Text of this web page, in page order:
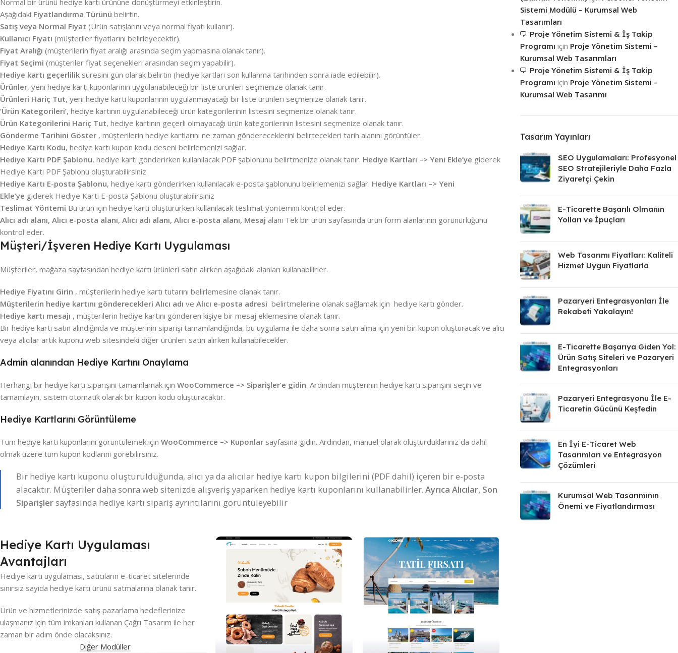
Normal bir ürünü hediye kartı ürününe dönüştürmeyi etkinleştirin.
Aşağıdaki Fiyatlandırma Türünü belirtin.
Satış veya Normal Fiyat (Ürün satışlarını veya normal fiyatı kullanır).
Kullanıcı Fiyatı (müşteriler fiyatlarını belirleyecektir).
Fiyat Aralığı (müşterilerin fiyat aralığı arasında seçim yapmasına olanak tanır).
Fiyat Seçimi (müşteriler fiyat seçenekleri arasından seçim yapabilir).
Hediye kartı geçerlilik süresini gün olarak belirtin (hediye kartları son kullanma tarihinden sonra iade edilebilir).
Ürünler, yeni hediye kartı kuponlarının uygulanabileceği bir liste ürünleri seçmenize olanak tanır.
Ürünleri Hariç Tut, yeni hediye kartı kuponlarının uygulanmayacağı bir liste ürünleri seçmenize olanak tanır.
‘Ürün Kategorileri’, hediye kartının uygulanabileceği ürün kategorilerinin listesini seçmenize olanak tanır.
Ürün Kategorilerini Hariç Tut, hediye kartının geçerli olmayacağı ürün kategorilerinin listesini seçmenize olanak tanır.
Gönderme Tarihini Göster , müşterilerin hediye kartlarını ne zaman göndereceklerini belirtecekleri tarih alanını görüntüler.
Hediye Kartı Kodu, hediye kartı kupon kodu deseni belirlemenizi sağlar.
Hediye Kartı PDF Şablonu, hediye kartı gönderirken kullanılacak PDF şablonunu belirtmenize olanak tanır. Hediye Kartları –> Yeni Ekle’ye giderek
Hediye Kartı PDF Şablonu oluşturabilirsiniz
Hediye Kartı E-posta Şablonu, hediye kartı gönderirken kullanılacak e-posta şablonunu belirlemenizi sağlar. Hediye Kartları –> Yeni
Ekle’ye giderek Hediye Kartı E-posta Şablonu oluşturabilirsiniz
Teslimat Yöntemi Bu ürün için hediye kartı oluştururken kullanılacak teslimat yöntemini kontrol eder.
Alıcı adı alanı, Alıcı e-posta alanı, Alıcı adı alanı, Alıcı e-posta alanı, Mesaj alanı Tek bir ürün sayfasında ürün form alanlarının görünürlüğünü
kontrol eder.
Müşteri/İşveren Hediye Kartı Uygulaması
Müşteriler, mağaza sayfasından hediye kartı ürünleri satın alırken aşağıdaki alanları kullanabilirler.
Hediye Fiyatını Girin , müşterilerin hediye kartı tutarını belirlemesine olanak tanır.
Müşterilerin hediye kartını gönderecekleri Alıcı adı ve Alıcı e-posta adresi belirtmelerine olanak sağlamak için hediye kartı gönder.
Hediye kartı mesajı , müşterilerin hediye kartını gönderen kişiye bir mesaj eklemesine olanak tanır.
Bir hediye kartı satın alındığında ve müşterinin siparişi tamamlandığında, bu uygulama ile daha sonra satın alma için yeni bir kupon oluşturacak ve alıcı
veya alıcılar artık kuponu web sitesindeki diğer ürünleri satın alırken kullanabilecekler.
Admin alanından Hediye Kartını Onaylama
Herhangi bir hediye kartı siparişini tamamlamak için WooCommerce –> Siparişler’e gidin. Ardından müşterinin hediye kartı siparişini seçin ve
tamamlayın, sistem otomatik olarak bir kupon kodu oluşturacaktır.
Hediye Kartlarını Görüntüleme
Tüm hediye kartı kuponlarını görüntülemek için WooCommerce –> Kuponlar sayfasına gidin. Ardından, manuel olarak oluşturduklarınız da dahil
olmak üzere tüm kupon kodlarını görebilirsiniz.
Bir hediye kartı kuponu oluşturulduğunda, alıcı ya da alıcılar hediye kartı kupon bilgilerini (PDF dahil) içeren bir e-posta
alacaktır. Müşteriler daha sonra web sitenizde alışveriş yaparken hediye kartı kuponlarını kullanabilirler. Ayrıca Alıcılar, Son
Siparişlersayfasında hediye kartı sipariş ayrıntılarını görüntüleyebilir
Hediye Kartı Uygulaması
Avantajları
Hediye kartı uygulaması, satıcıların e-ticaret sitelerinde
sınırsız sayıda hediye kartı ürünü satmalarına olanak tanır.
Ürün ve hizmetlerinizde satış pazarlama hedeflerinize
ulaşmanız için tüm imkanları kullanan Çağrı Tasarım ile her
zaman bir adım önde olacaksınız.
Diğer Modüller
Sistemi Modülü – Kurumsal Web
Tasarımları
Proje Yönetim Sistemi & İş Takip
Programı için Proje Yönetim Sistemi –
Kurumsal Web Tasarımları
Proje Yönetim Sistemi & İş Takip
Programı için Proje Yönetim Sistemi –
Kurumsal Web Tasarımı
Tasarım Yayınları
SEO Uygulamaları: Profesyonel
SEO Stratejileriyle Daha Fazla
Ziyaretçi Çekin
E-Ticarette Başarılı Olmanın
Yolları ve İpuçları
Web Tasarımı Fiyatları: Kaliteli
Hizmet Uygun Fiyatlarla
Pazaryeri Entegrasyonları İle
Rekabeti Yakalayın!
E-Ticarette Başarıya Giden Yol:
Ürün Satış Siteleri ve Pazaryeri
Entegrasyonları
Pazaryeri Entegrasyonu İle E-
Ticaretin Gücünü Keşfedin
En İyi E-Ticaret Web
Tasarımları ve Entegrasyon
Çözümleri
Kurumsal Web Tasarımının
Önemi ve Fiyatlandırması